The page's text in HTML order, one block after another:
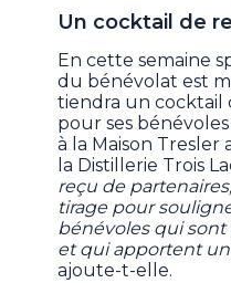
Un cocktail de
En cette semaine
du bénévolat est
tiendra un cocktail
pour ses
à la Maison Tresler
la Distillerie Trois
reçu de
tirage pour
bénévoles qui sont
et qui apportent
ajoute-t-elle.